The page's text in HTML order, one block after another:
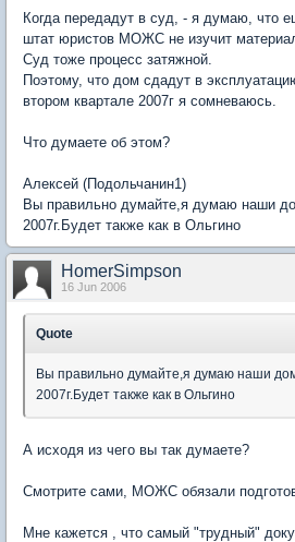
Когда передадут в суд, - я думаю, что
штат юристов МОЖС не изучит
Суд тоже процесс затяжной.
Поэтому, что дом сдадут в
втором квартале 2007г я сомневаюсь.
Что думаете об этом?
Алексей (Подольчанин1)
Вы правильно думайте,я думаю наши
2007г.Будет также как в Ольгино
HomerSimpson
16 Jun 2006
Quote
Вы правильно думайте,я думаю наши
2007г.Будет также как в Ольгино
А исходя из чего вы так думаете?
Смотрите сами, МОЖС обязали
Мне кажется , что самый "трудный"